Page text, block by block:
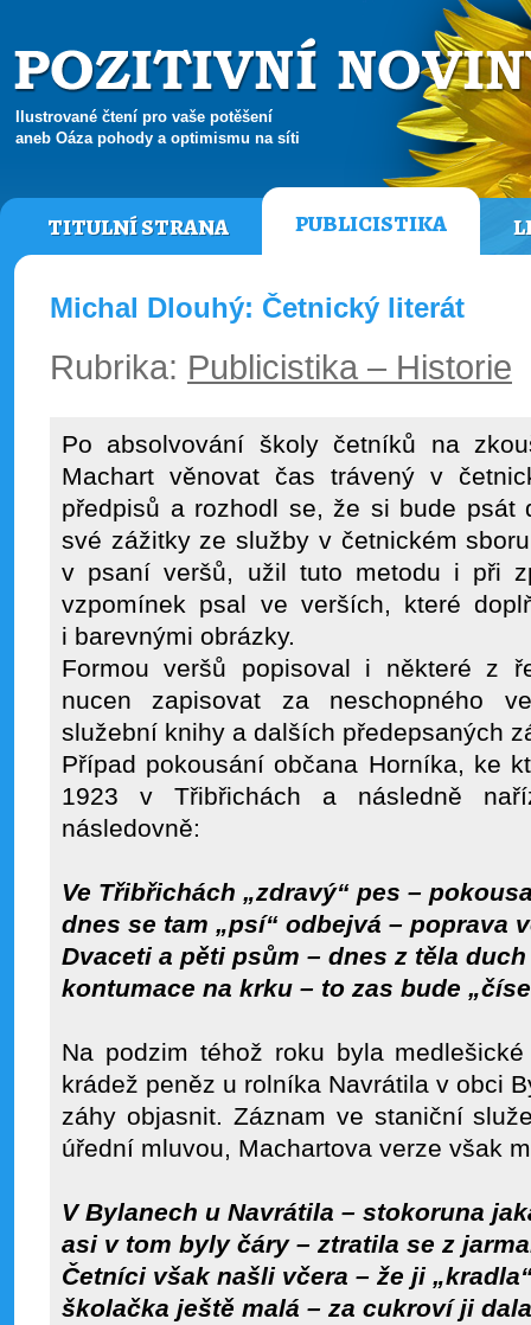
Ilustrované čtení pro vaše potěšení
aneb Oáza pohody a optimismu na síti
TITULNÍ STRANA PUBLICISTIKA
Michal Dlouhý: Četnický literát
Rubrika: Publicistika – Historie
Po absolvování školy četníků na
Machart věnovat čas trávený v
předpisů a rozhodl se, že si bude psát
své zážitky ze služby v četnickém
v psaní veršů, užil tuto metodu i při
vzpomínek psal ve verších, které
i barevnými obrázky.
Formou veršů popisoval i některé z
nucen zapisovat za neschopného
služební knihy a dalších předepsaných
Případ pokousání občana Horníka, ke
1923 v Třibřichách a následně
následovně:
Ve Třibřichách „zdravý“ pes –
dnes se tam „psí“ odbejvá – poprava
Dvaceti a pěti psům – dnes z těla
kontumace na krku – to zas bude
Na podzim téhož roku byla
krádež peněz u rolníka Navrátila v obci
záhy objasnit. Záznam ve staniční
úřední mluvou, Machartova verze však
V Bylanech u Navrátila – stokoruna
asi v tom byly čáry – ztratila se z
Četníci však našli včera – že ji
školačka ještě malá – za cukroví ji